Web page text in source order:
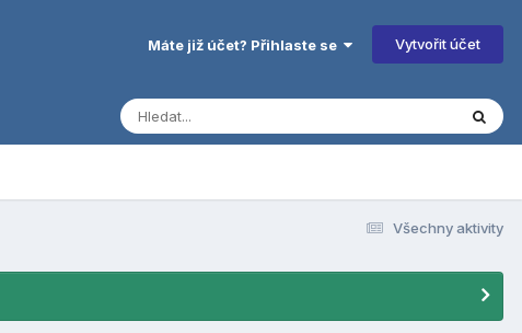
Máte již účet? Přihlaste se Vytvořit účet
Všechny aktivity